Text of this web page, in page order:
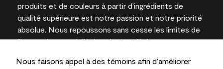
Nous faisons appel à des témoins afin d’améliorer
produits et de couleurs à partir d’ingrédients de
qualité supérieure est notre passion et notre priorité
absolue. Nous repoussons sans cesse les limites de
l’innovation et privilégions la durabilité pour
l’expertise locale.